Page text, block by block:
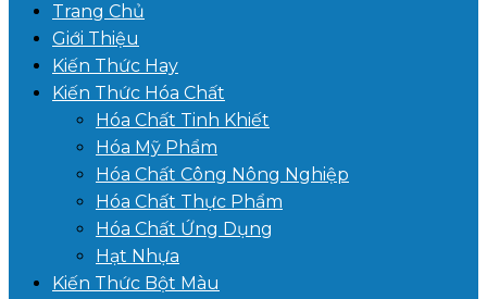
Trang Chủ
Giới Thiệu
Kiến Thức Hay
Kiến Thức Hóa Chất
Hóa Chất Tinh Khiết
Hóa Mỹ Phẩm
Hóa Chất Công Nông Nghiệp
Hóa Chất Thực Phẩm
Hóa Chất Ứng Dụng
Hạt Nhựa
Kiến Thức Bột Màu